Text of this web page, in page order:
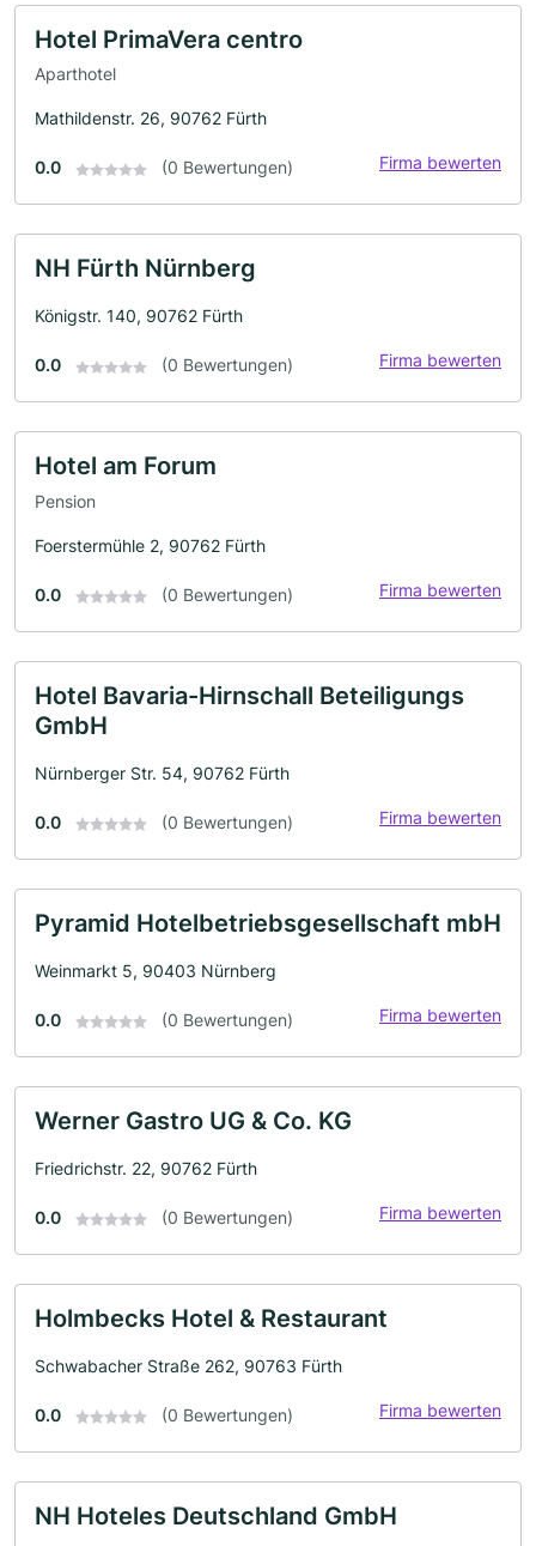
Hotel PrimaVera centro
Aparthotel
Mathildenstr. 26, 90762 Fürth
0.0 (0 Bewertungen) Firma bewerten
NH Fürth Nürnberg
Königstr. 140, 90762 Fürth
0.0 (0 Bewertungen) Firma bewerten
Hotel am Forum
Pension
Foerstermühle 2, 90762 Fürth
0.0 (0 Bewertungen) Firma bewerten
Hotel Bavaria-Hirnschall Beteiligungs
GmbH
Nürnberger Str. 54, 90762 Fürth
0.0 (0 Bewertungen) Firma bewerten
Pyramid Hotelbetriebsgesellschaft mbH
Weinmarkt 5, 90403 Nürnberg
0.0 (0 Bewertungen) Firma bewerten
Werner Gastro UG & Co. KG
Friedrichstr. 22, 90762 Fürth
0.0 (0 Bewertungen) Firma bewerten
Holmbecks Hotel & Restaurant
Schwabacher Straße 262, 90763 Fürth
0.0 (0 Bewertungen) Firma bewerten
NH Hoteles Deutschland GmbH